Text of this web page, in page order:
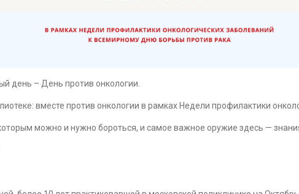
день – День против онкологии.
вместе против онкологии в рамках Недели профилактики
можно и нужно бороться, и самое важное оружие здесь —